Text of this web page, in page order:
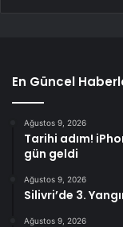
En Güncel
Ağustos 9, 2026
Tarihi adım!
gün geldi
Ağustos 9, 2026
Silivri’de 3.
Ağustos 9, 2026